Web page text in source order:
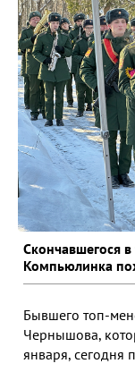
Скончавшегося
Компьюлинка
Бывшего топ-
Чернышова,
января, сегодня